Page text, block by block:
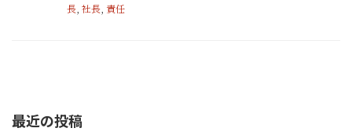
長 社長 責任
最近の投稿